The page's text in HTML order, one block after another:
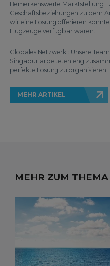
Bemerkenswerte Marktstellung :
Geschäftsbeziehungen zu dem
wir eine Lösung offerieren
Flugzeuge verfügbar waren.
Globales Netzwerk : Unsere
Singapur arbeiteten eng
perfekte Lösung zu organisieren.
MEHR ARTIKEL
MEHR ZUM THEMA